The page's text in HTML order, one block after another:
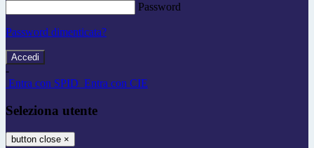
Password
Password dimenticata?
-
Entra con SPID Entra con CIE
Seleziona utente
button close ×